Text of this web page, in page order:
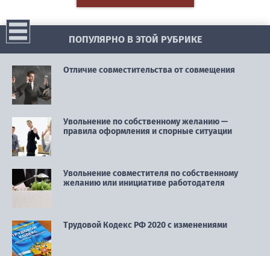
ПОПУЛЯРНО В ЭТОЙ РУБРИКЕ
Отличие совместительства от совмещения
Увольнение по собственному желанию —
правила оформления и спорные ситуации
Увольнение совместителя по собственному
желанию или инициативе работодателя
Трудовой Кодекс РФ 2020 с изменениями